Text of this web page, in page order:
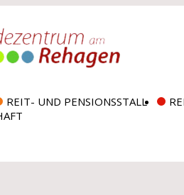
REIT- UND PENSIONSSTALL